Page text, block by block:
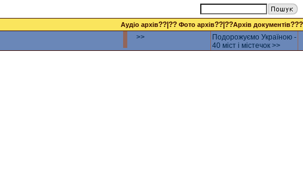
Аудіо архів??|?? Фото архів??|??Архів документів???
>>
Подорожуємо Україною -
40 міст і містечок >>